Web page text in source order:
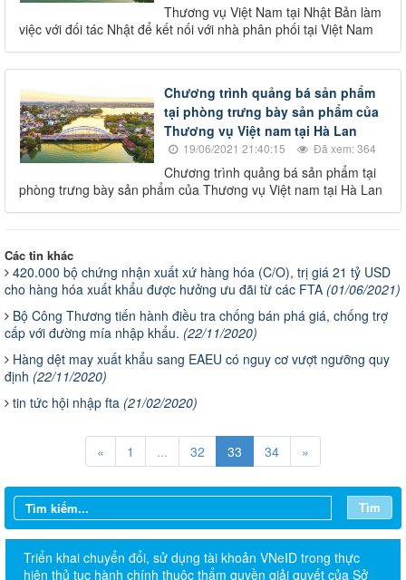
Thương vụ Việt Nam tại Nhật Bản làm
việc với đối tác Nhật để kết nối với nhà phân phối tại Việt Nam
Chương trình quảng bá sản phẩm
tại phòng trưng bày sản phẩm của
Thương vụ Việt nam tại Hà Lan
19/06/2021 21:40:15 Đã xem: 364
Chương trình quảng bá sản phẩm tại
phòng trưng bày sản phẩm của Thương vụ Việt nam tại Hà Lan
Các tin khác
420.000 bộ chứng nhận xuất xứ hàng hóa (C/O), trị giá 21 tỷ USD
cho hàng hóa xuất khẩu được hưởng ưu đãi từ các FTA (01/06/2021)
Bộ Công Thương tiến hành điều tra chống bán phá giá, chống trợ
cấp với đường mía nhập khẩu. (22/11/2020)
Hàng dệt may xuất khẩu sang EAEU có nguy cơ vượt ngưỡng quy
định (22/11/2020)
tin tức hội nhập fta (21/02/2020)
« 1 ... 32 33 34 »
Tìm
Triển khai chuyển đổi, sử dụng tài khoản VNeID trong thực
hiện thủ tục hành chính thuộc thẩm quyền giải quyết của Sở